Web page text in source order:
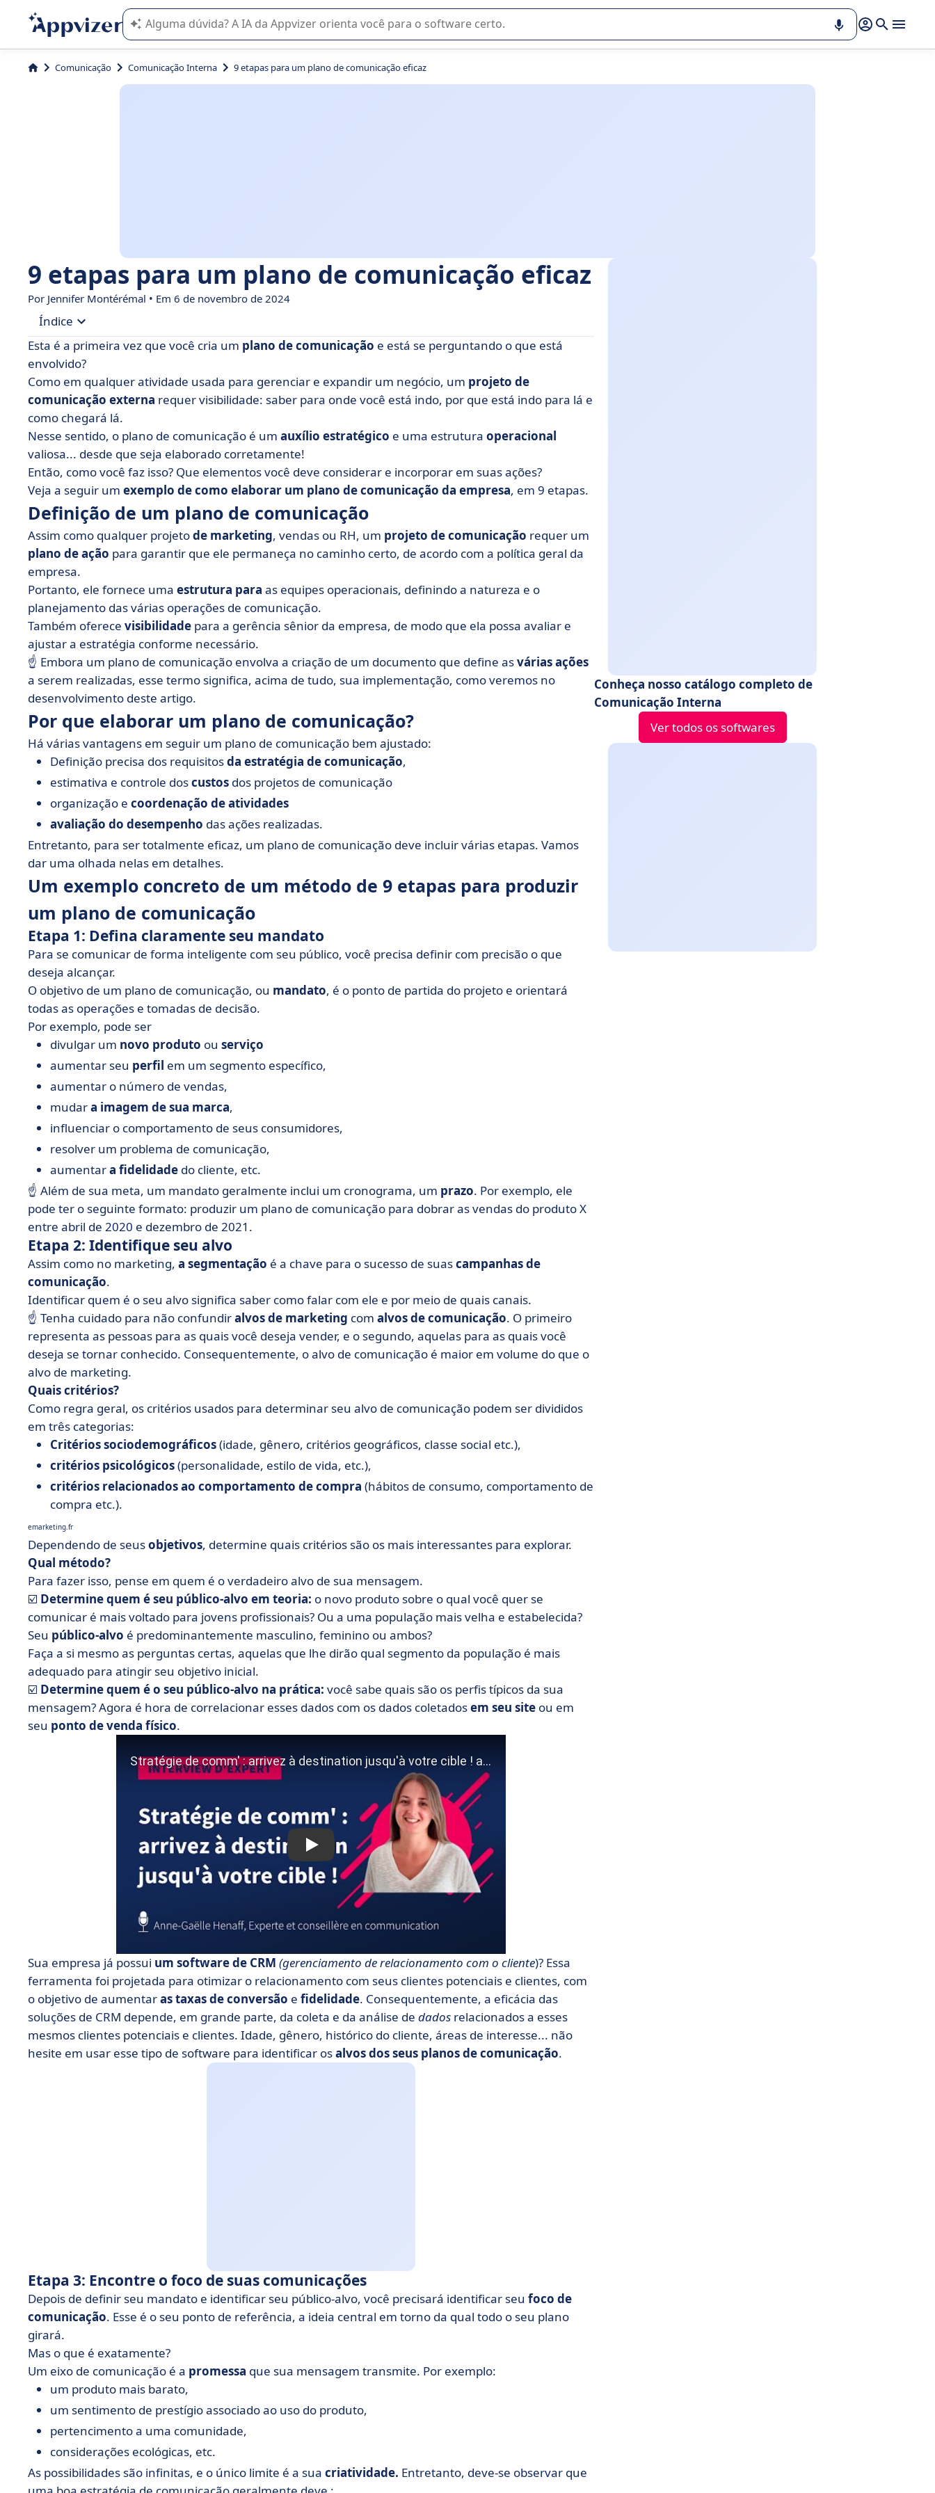
A IA do Appvizer o orienta no uso ou na seleção de software SaaS para sua empresa.
Comunicação Comunicação Interna 9 etapas para um plano de comunicação eficaz
9 etapas para um plano de comunicação eficaz
Por Jennifer Montérémal • Em 6 de novembro de 2024
Índice
• Definição de um plano de comunicação
• Por que elaborar um plano de comunicação?
• Um exemplo concreto de um método de 9 etapas para produzir um plano de comunicação
• Não há plano de comunicação... sem um plano de comunicação interna
Esta é a primeira vez que você cria um plano de comunicação e está se perguntando o que está
envolvido?
Como em qualquer atividade usada para gerenciar e expandir um negócio, um projeto de
comunicação externa requer visibilidade: saber para onde você está indo, por que está indo para lá e
como chegará lá.
Nesse sentido, o plano de comunicação é um auxílio estratégico e uma estrutura operacional
valiosa... desde que seja elaborado corretamente!
Então, como você faz isso? Que elementos você deve considerar e incorporar em suas ações?
Veja a seguir um exemplo de como elaborar um plano de comunicação da empresa, em 9 etapas.
Definição de um plano de comunicação
Assim como qualquer projetode marketing, vendas ou RH, um projeto de comunicação requer um
plano de ação para garantir que ele permaneça no caminho certo, de acordo com a política geral da
empresa.
Portanto, ele fornece uma estrutura para as equipes operacionais, definindo a natureza e o
planejamento das várias operações de comunicação.
Também oferece visibilidade para a gerência sênior da empresa, de modo que ela possa avaliar e
ajustar a estratégia conforme necessário.
☝️ Embora um plano de comunicação envolva a criação de um documento que define asvárias ações
a serem realizadas, esse termo significa, acima de tudo, sua implementação, como veremos no
desenvolvimento deste artigo.
Por que elaborar um plano de comunicação?
Há várias vantagens em seguir um plano de comunicação bem ajustado:
Definição precisa dos requisitosda estratégia de comunicação,
estimativa e controle doscustos dos projetos de comunicação
organização e coordenação de atividades
avaliação do desempenho das ações realizadas.
Entretanto, para ser totalmente eficaz, um plano de comunicação deve incluir várias etapas. Vamos
dar uma olhada nelas em detalhes.
Um exemplo concreto de um método de 9 etapas para produzir
um plano de comunicação
Etapa 1: Defina claramente seu mandato
Para se comunicar de forma inteligente com seu público, você precisa definir com precisão o que
deseja alcançar.
O objetivo de um plano de comunicação, ou mandato, é o ponto de partida do projeto e orientará
todas as operações e tomadas de decisão.
Por exemplo, pode ser
divulgar um novo produto ou serviço
aumentar seu perfil em um segmento específico,
aumentar o número de vendas,
mudara imagem de sua marca,
influenciar o comportamento de seus consumidores,
resolver um problema de comunicação,
aumentara fidelidade do cliente, etc.
☝️ Além de sua meta, um mandato geralmente inclui um cronograma, um prazo. Por exemplo, ele
pode ter o seguinte formato: produzir um plano de comunicação para dobrar as vendas do produto X
entre abril de 2020 e dezembro de 2021.
Etapa 2: Identifique seu alvo
Assim como no marketing, a segmentação é a chave para o sucesso de suascampanhas de
comunicação.
Identificar quem é o seu alvo significa saber como falar com ele e por meio de quais canais.
☝️ Tenha cuidado para não confundiralvos de marketing com alvos de comunicação. O primeiro
representa as pessoas para as quais você deseja vender, e o segundo, aquelas para as quais você
deseja se tornar conhecido. Consequentemente, o alvo de comunicação é maior em volume do que o
alvo de marketing.
Quais critérios?
Como regra geral, os critérios usados para determinar seu alvo de comunicação podem ser divididos
em três categorias:
Critérios sociodemográficos(idade, gênero, critérios geográficos, classe social etc.),
critérios psicológicos(personalidade, estilo de vida, etc.),
critérios relacionados ao comportamento de compra (hábitos de consumo, comportamento de
compra etc.).
emarketing.fr
Dependendo de seusobjetivos, determine quais critérios são os mais interessantes para explorar.
Qual método?
Para fazer isso, pense em quem é o verdadeiro alvo de sua mensagem.
☑️ Determine quem é seu público-alvo em teoria: o novo produto sobre o qual você quer se
comunicar é mais voltado para jovens profissionais? Ou a uma população mais velha e estabelecida?
Seu público-alvo é predominantemente masculino, feminino ou ambos?
Faça a si mesmo as perguntas certas, aquelas que lhe dirão qual segmento da população é mais
adequado para atingir seu objetivo inicial.
☑️ Determine quem é o seu público-alvo na prática: você sabe quais são os perfis típicos da sua
mensagem? Agora é hora de correlacionar esses dados com os dados coletadosem seu site ou em
seu ponto de venda físico.
Sua empresa já possui um software de CRM (gerenciamento de relacionamento com o cliente)? Essa
ferramenta foi projetada para otimizar o relacionamento com seus clientes potenciais e clientes, com
o objetivo de aumentaras taxas de conversão e fidelidade. Consequentemente, a eficácia das
soluções de CRM depende, em grande parte, da coleta e da análise de dados relacionados a esses
mesmos clientes potenciais e clientes. Idade, gênero, histórico do cliente, áreas de interesse... não
hesite em usar esse tipo de software para identificar osalvos dos seus planos de comunicação.
Etapa 3: Encontre o foco de suas comunicações
Depois de definir seu mandato e identificar seu público-alvo, você precisará identificar seu foco de
comunicação. Esse é o seu ponto de referência, a ideia central em torno da qual todo o seu plano
girará.
Mas o que é exatamente?
Um eixo de comunicação é a promessa que sua mensagem transmite. Por exemplo:
um produto mais barato,
um sentimento de prestígio associado ao uso do produto,
pertencimento a uma comunidade,
considerações ecológicas, etc.
As possibilidades são infinitas, e o único limite é a sua criatividade. Entretanto, deve-se observar que
Conheça nosso catálogo completo de
Comunicação Interna
Ver todos os softwares